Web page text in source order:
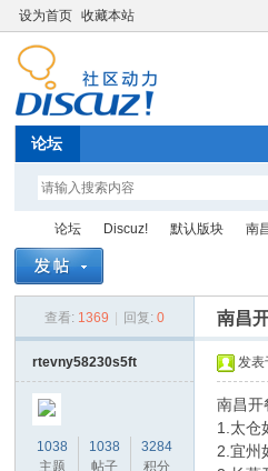
设为首页 收藏本站
论坛
论坛
›
Discuz!
›
默认版块
›
南
查看: 1369 回复: 0 南昌
rtevny58230s5ft
1038
主题
1038
帖子
3284
积分
发
南昌开
1.太仓
2.宜州